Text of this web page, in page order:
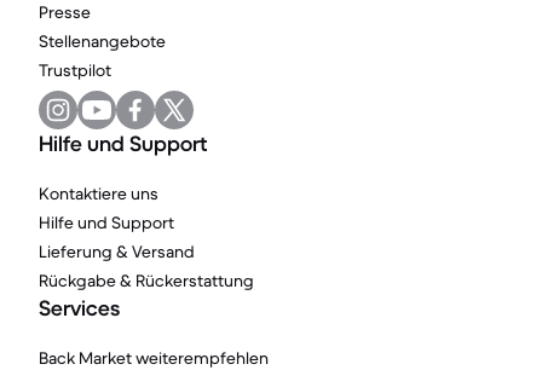
Presse
Stellenangebote
Trustpilot
Hilfe und Support
Kontaktiere uns
Hilfe und Support
Lieferung & Versand
Rückgabe & Rückerstattung
Services
Back Market weiterempfehlen